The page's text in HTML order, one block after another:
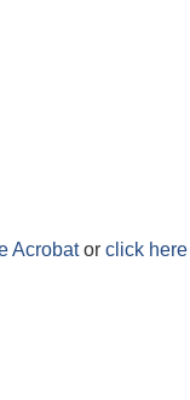
Acrobator click